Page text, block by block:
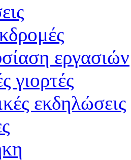
εργασιών
γιορτές
εκδηλώσεις